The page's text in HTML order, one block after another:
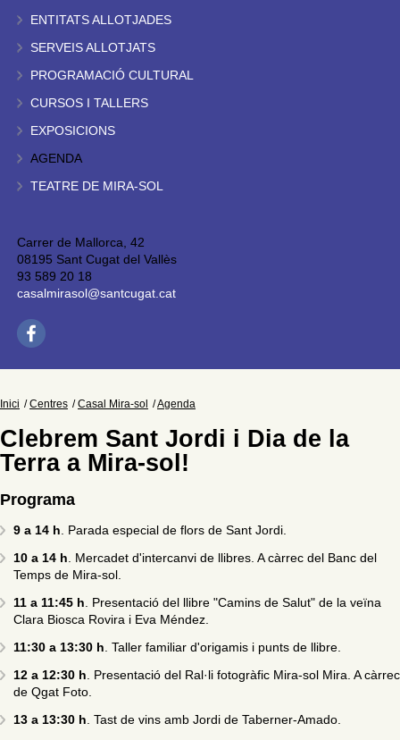
ENTITATS ALLOTJADES
SERVEIS ALLOTJATS
PROGRAMACIÓ CULTURAL
CURSOS I TALLERS
EXPOSICIONS
AGENDA
TEATRE DE MIRA-SOL
Carrer de Mallorca, 42
08195 Sant Cugat del Vallès
93 589 20 18
casalmirasol@santcugat.cat
Inici Centres Casal Mira-sol Agenda
Clebrem Sant Jordi i Dia de la
Terra a Mira-sol!
Programa
9 a 14 h. Parada especial de flors de Sant Jordi.
10 a 14 h. Mercadet d'intercanvi de llibres. A càrrec del Banc del
Temps de Mira-sol.
11 a 11:45 h. Presentació del llibre "Camins de Salut" de la veïna
Clara Biosca Rovira i Eva Méndez.
11:30 a 13:30 h. Taller familiar d'origamis i punts de llibre.
12 a 12:30 h. Presentació del Ral·li fotogràfic Mira-sol Mira. A càrrec
de Qgat Foto.
13 a 13:30 h. Tast de vins amb Jordi de Taberner-Amado.